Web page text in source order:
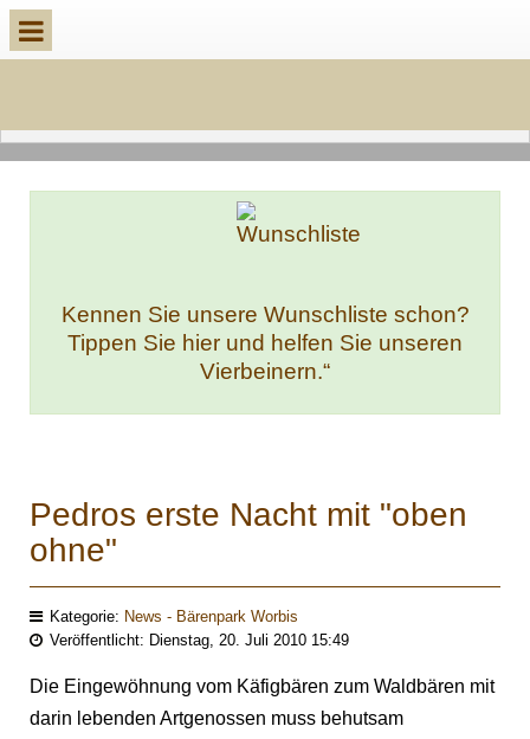
Kennen Sie unsere Wunschliste schon?
Tippen Sie hier und helfen Sie unseren
Vierbeinern.“
Pedros erste Nacht mit "oben
ohne"
Kategorie: News - Bärenpark Worbis
Veröffentlicht: Dienstag, 20. Juli 2010 15:49
Die Eingewöhnung vom Käfigbären zum Waldbären mit
darin lebenden Artgenossen muss behutsam